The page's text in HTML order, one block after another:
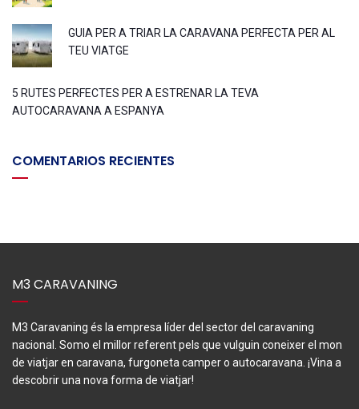
GUIA PER A TRIAR LA CARAVANA PERFECTA PER AL
TEU VIATGE
5 RUTES PERFECTES PER A ESTRENAR LA TEVA
AUTOCARAVANA A ESPANYA
COMENTARIOS RECIENTES
M3 CARAVANING
M3 Caravaning és la empresa líder del sector del caravaning
nacional. Somo el millor referent pels que vulguin coneixer el mon
de viatjar en caravana, furgoneta camper o autocaravana. ¡Vina a
descobrir una nova forma de viatjar!